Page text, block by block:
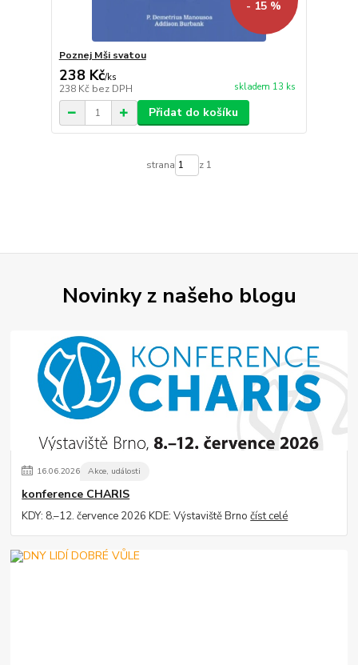
- 15 %
Poznej Mši svatou
238 Kč/ks
238 Kč bez DPH skladem 13 ks
Přidat do košíku
strana z 1
Novinky z našeho blogu
16.06.2026 Akce, události
konference CHARIS
KDY: 8.–12. července 2026 KDE: Výstaviště Brnočíst celé